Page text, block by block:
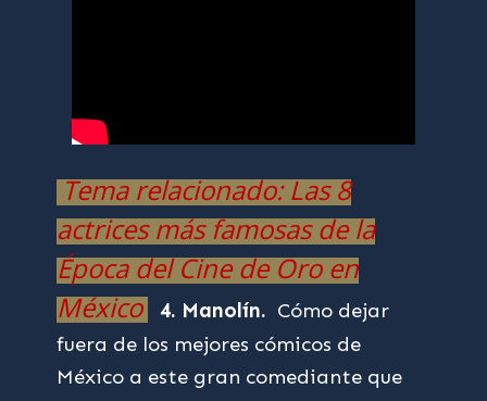
Tema relacionado: Las 8
actrices más famosas de la
Época del Cine de Oro en
México
4. Manolín. Cómo dejar
fuera de los mejores cómicos de
México a este gran comediante que